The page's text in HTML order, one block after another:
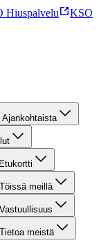
Hiuspalvelu
KSO
meillä
meistä